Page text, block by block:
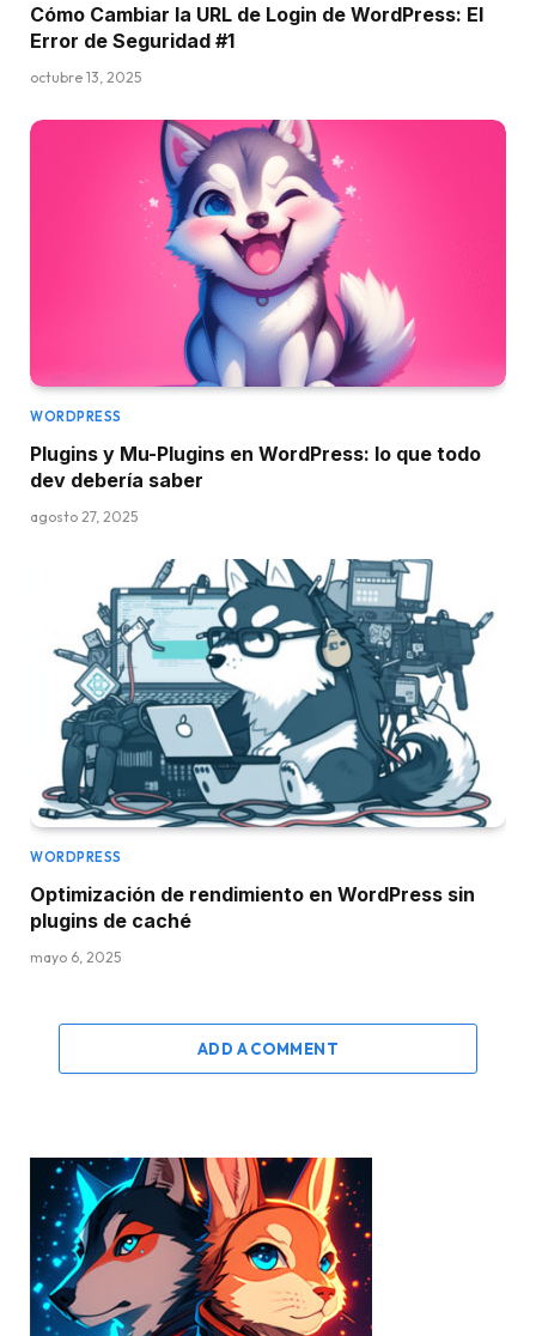
Cómo Cambiar la URL de Login de WordPress: El
Error de Seguridad #1
octubre 13, 2025
WORDPRESS
Plugins y Mu-Plugins en WordPress: lo que todo
dev debería saber
agosto 27, 2025
WORDPRESS
Optimización de rendimiento en WordPress sin
plugins de caché
mayo 6, 2025
ADD A COMMENT